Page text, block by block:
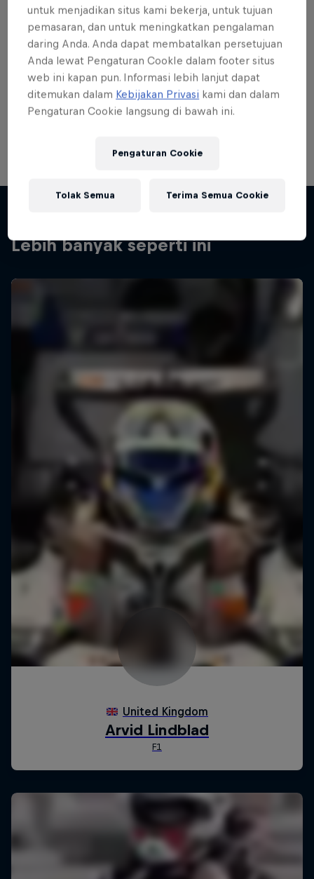
Want more of this?
Red Bull Motorsports
On track and off road, on two wheels or four - this
is your home for Red Bull Motorsports. Watch …
Lebih banyak seperti ini
untuk menjadikan situs kami bekerja, untuk tujuan
pemasaran, dan untuk meningkatkan pengalaman
daring Anda. Anda dapat membatalkan persetujuan
Anda lewat Pengaturan CookIe dalam footer situs
web ini kapan pun. Informasi lebih lanjut dapat
ditemukan dalam Kebijakan Privasi kami dan dalam
Pengaturan Cookie langsung di bawah ini.
Pengaturan Cookie
Tolak Semua Terima Semua Cookie